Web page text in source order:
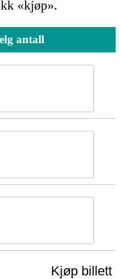
«kjøp».
antall
Kjøp billett